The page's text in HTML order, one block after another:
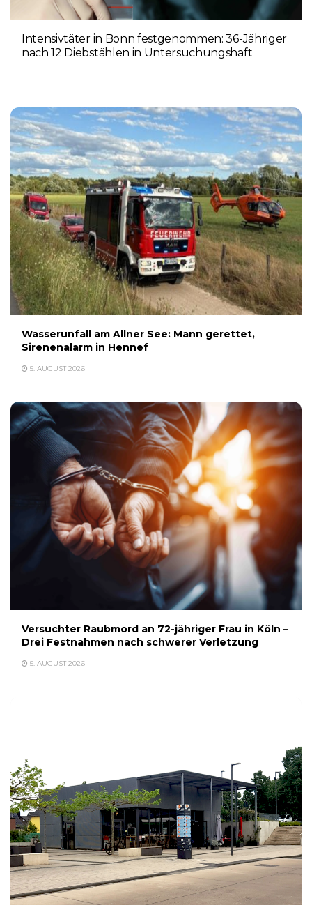
Intensivtäter in Bonn festgenommen: 36-Jähriger
nach 12 Diebstählen in Untersuchungshaft
Wasserunfall am Allner See: Mann gerettet,
Sirenenalarm in Hennef
5. AUGUST 2026
Versuchter Raubmord an 72-jähriger Frau in Köln –
Drei Festnahmen nach schwerer Verletzung
5. AUGUST 2026